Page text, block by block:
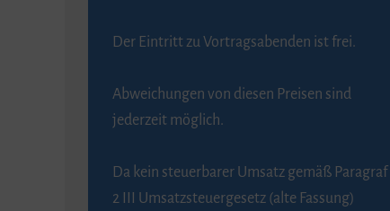
Der Eintritt zu Vortragsabenden ist frei.
Abweichungen von diesen Preisen sind
jederzeit möglich.
Da kein steuerbarer Umsatz gemäß Paragraf
2 III Umsatzsteuergesetz (alte Fassung)